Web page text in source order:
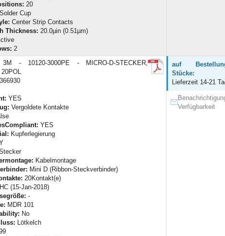
20
Solder Cup
Center Strip Contacts
Thickness: 20.0µin (0.51µm)
2
3M - 10120-3000PE - MICRO-D-STECKER,
20POL
YES
Vergoldete Kontakte
YES
Kupferlegierung
Kabelmontage
Mini D (Ribbon-Steckverbinder)
20Kontakt(e)
(15-Jan-2018)
-
MDR 101
No
Lötkelch
auf
Stücke:
Lieferzeit 14-21
Verfügbarkeit